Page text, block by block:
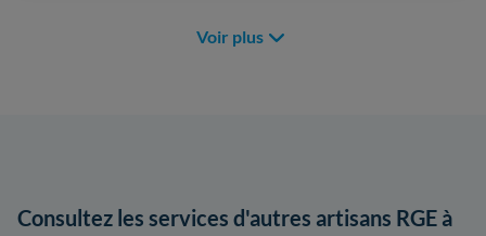
Voir plus
Consultez les services d'autres artisans RGE à